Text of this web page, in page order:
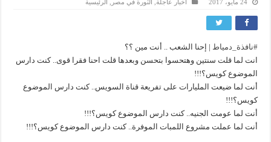
24 مايو، 2017 أخبار عاجلة الثورة في مصر الرئيسية
#نافذة_دمياط | إحنا الشعب .. أنت مين ؟؟
انت لما قلت سنتين وهتحسوا بتحسن وبعدها قلت احنا فقرا قوى.. كنت دارس
الموضوع كويس؟!!!
أنت لما ضيعت المليارات على تفريعة قناة السويس.. كنت دارس الموضوع
كويس؟!!!
أنت لما عومت الجنيه.. كنت دارس الموضوع كويس؟!!!
أنت لما عملت مشروع اللمبات الموفرة.. كنت دارس الموضوع كويس؟!!!